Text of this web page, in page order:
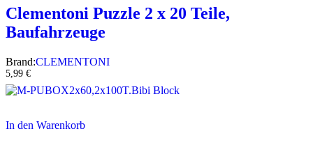
Clementoni Puzzle 2 x 20 Teile,
Baufahrzeuge
Brand:CLEMENTONI
5,99 €
In den Warenkorb